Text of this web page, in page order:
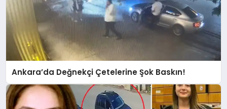
Ankara’da Değnekçi Çetelerine Şok Baskın!